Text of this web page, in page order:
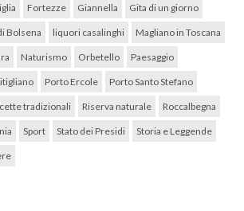
Fortezze Giannella Gita di un giorno
Bolsena liquori casalinghi Magliano in Toscana
Naturismo Orbetello Paesaggio
Porto Ercole Porto Santo Stefano
tradizionali Riserva naturale Roccalbegna
Sport Stato dei Presidi Storia e Leggende